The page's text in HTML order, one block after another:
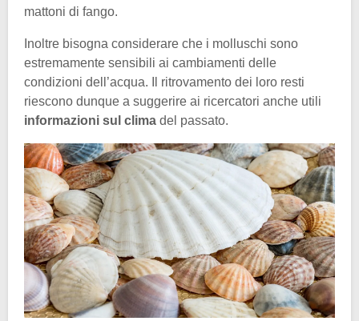
mattoni di fango.
Inoltre bisogna considerare che i molluschi sono
estremamente sensibili ai cambiamenti delle
condizioni dell’acqua. Il ritrovamento dei loro resti
riescono dunque a suggerire ai ricercatori anche utili
informazioni sul clima del passato.